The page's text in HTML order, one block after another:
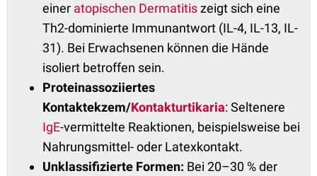
einer atopischen Dermatitiszeigt sich eine
Th2-dominierte Immunantwort (IL-4, IL-13, IL-
31). Bei Erwachsenen können die Hände
isoliert betroffen sein.
Proteinassoziiertes
Kontaktekzem/Kontakturtikaria: Seltenere
IgE-vermittelte Reaktionen, beispielsweise bei
Nahrungsmittel- oder Latexkontakt.
Unklassifizierte Formen: Bei 20–30 % der